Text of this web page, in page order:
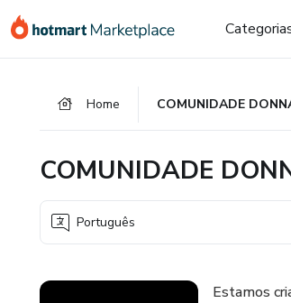
para
para
para
Home COMUNIDADE
COMUNIDADE
Português
Estamos